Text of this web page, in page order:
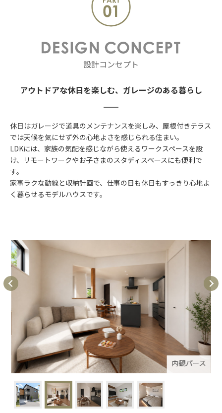
設計コンセプト
アウトドアな休日を楽しむ、ガレージのある暮らし
休日はガレージで道具のメンテナンスを楽しみ、屋根付きテラス
では天候を気にせず外の心地よさを感じられる住まい。
LDKには、家族の気配を感じながら使えるワークスペースを設
け、リモートワークやお子さまのスタディスペースにも便利で
す。
家事ラクな動線と収納計画で、仕事の日も休日もすっきり心地よ
く暮らせるモデルハウスです。
ース 内観パース